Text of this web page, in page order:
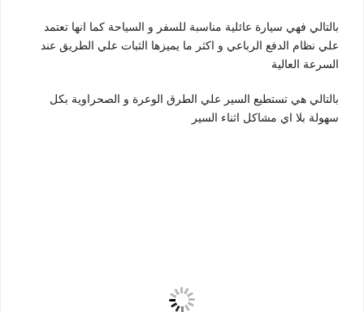
بالتالي فهي سيارة عائلية مناسبة للسفر و السياحة كما انها تعتمد
علي نظام الدفع الرباعي و اكثر ما يميزها الثبات علي الطريق عند
السرعة العالية
بالتالي هي تستطيع السير علي الطرق الوعرة و الصحراوية بكل
سهولة بلا اي مشاكل اثناء السير